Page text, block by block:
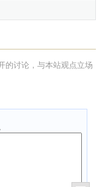
的讨论，与本站观点立场